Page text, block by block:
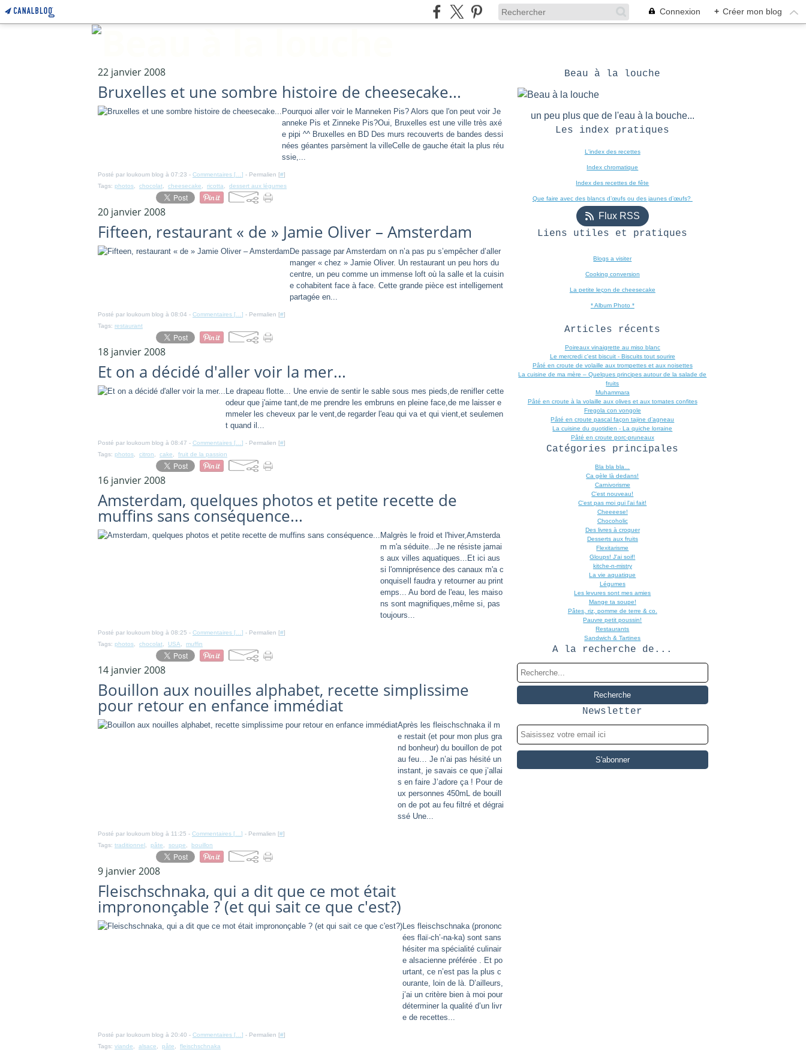
Connexion + Créer mon blog
22 janvier 2008
Bruxelles et une sombre histoire de cheesecake...
Pourquoi aller voir le Manneken Pis? Alors que l'on peut voir Je
anneke Pis et Zinneke Pis?Oui, Bruxelles est une ville très axé
e pipi ^^ Bruxelles en BD Des murs recouverts de bandes dessi
nées géantes parsèment la villeCelle de gauche était la plus réu
ssie,...
Posté par loukoum blog à 07:23 - Commentaires [ ] - Permalien [#]
Tags: photos chocolat cheesecake ricotta dessert aux légumes
20 janvier 2008
Fifteen, restaurant « de » Jamie Oliver – Amsterdam
De passage par Amsterdam on n’a pas pu s’empêcher d’aller
manger « chez » Jamie Oliver. Un restaurant un peu hors du
centre, un peu comme un immense loft où la salle et la cuisin
e cohabitent face à face. Cette grande pièce est intelligement
partagée en...
Posté par loukoum blog à 08:04 - Commentaires [ ] - Permalien [#]
Tags: restaurant
18 janvier 2008
Et on a décidé d'aller voir la mer...
Le drapeau flotte... Une envie de sentir le sable sous mes pieds,de renifler cette
odeur que j'aime tant,de me prendre les embruns en pleine face,de me laisser e
mmeler les cheveux par le vent,de regarder l'eau qui va et qui vient,et seulemen
t quand il...
Posté par loukoum blog à 08:47 - Commentaires [ ] - Permalien [#]
Tags: photos citron cake fruit de la passion
16 janvier 2008
Amsterdam, quelques photos et petite recette de
muffins sans conséquence...
Malgrès le froid et l'hiver,Amsterda
m m'a séduite...Je ne résiste jamai
s aux villes aquatiques...Et ici aus
si l'omniprésence des canaux m'a c
onquiseIl faudra y retourner au print
emps... Au bord de l'eau, les maiso
ns sont magnifiques,même si, pas
toujours...
Posté par loukoum blog à 08:25 - Commentaires [ ] - Permalien [#]
Tags: photos chocolat USA muffin
14 janvier 2008
Bouillon aux nouilles alphabet, recette simplissime
pour retour en enfance immédiat
Après les fleischschnaka il m
e restait (et pour mon plus gra
nd bonheur) du bouillon de pot
au feu… Je n’ai pas hésité un
instant, je savais ce que j’allai
s en faire J’adore ça ! Pour de
ux personnes 450mL de bouill
on de pot au feu filtré et dégrai
ssé Une...
Posté par loukoum blog à 11:25 - Commentaires [ ] - Permalien [#]
Tags: traditionnel pâte soupe bouillon
9 janvier 2008
Fleischschnaka, qui a dit que ce mot était
imprononçable ? (et qui sait ce que c'est?)
Les fleischschnaka (prononc
ées flaï-ch’-na-ka) sont sans
hésiter ma spécialité culinair
e alsacienne préférée . Et po
urtant, ce n’est pas la plus c
ourante, loin de là. D’ailleurs,
j’ai un critère bien à moi pour
déterminer la qualité d’un livr
e de recettes...
Posté par loukoum blog à 20:40 - Commentaires [ ] - Permalien [#]
Tags: viande alsace pâte fleischschnaka
Beau à la louche
un peu plus que de l'eau à la bouche...
Les index pratiques
L'index des recettes
Index chromatique
Index des recettes de fête
Que faire avec des blancs d’œufs ou des jaunes d’œufs?
Flux RSS
Liens utiles et pratiques
Blogs a visiter
Cooking conversion
La petite leçon de cheesecake
* Album Photo *
Articles récents
Poireaux vinaigrette au miso blanc
Le mercredi c'est biscuit - Biscuits tout sourire
Pâté en croute de volaille aux trompettes et aux noisettes
La cuisine de ma mère – Quelques principes autour de la salade de
fruits
Muhammara
Pâté en croute à la volaille aux olives et aux tomates confites
Fregola con vongole
Pâté en croute pascal façon tajine d’agneau
La cuisine du quotidien - La quiche lorraine
Pâté en croute porc-pruneaux
Catégories principales
Bla bla bla...
Ca gèle là dedans!
Carnivorisme
C'est nouveau!
C'est pas moi qui l'ai fait!
Cheeeese!
Chocoholic
Des livres à croquer
Desserts aux fruits
Flexitarisme
Gloups! J'ai soif!
kitche-n-mistry
La vie aquatique
Légumes
Les levures sont mes amies
Mange ta soupe!
Pâtes, riz, pomme de terre & co.
Pauvre petit poussin!
Restaurants
Sandwich & Tartines
A la recherche de...
Newsletter